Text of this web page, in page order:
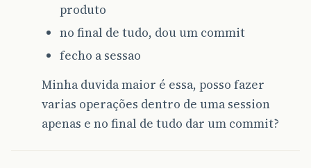
produto
no final de tudo, dou um commit
fecho a sessao
Minha duvida maior é essa, posso fazer
varias operações dentro de uma session
apenas e no final de tudo dar um commit?